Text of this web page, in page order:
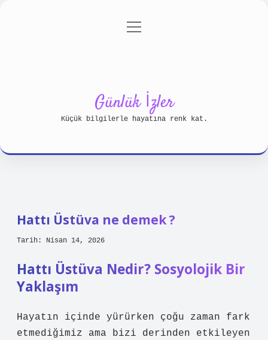
Gizlilik Politikası
menüyü
Günlük İzler
Küçük bilgilerle hayatına renk kat.
Hattı Üstüva ne demek ?
Tarih: Nisan 14, 2026
Hattı Üstüva Nedir? Sosyolojik Bir
Yaklaşım
Hayatın içinde yürürken çoğu zaman fark
etmediğimiz ama bizi derinden etkileyen